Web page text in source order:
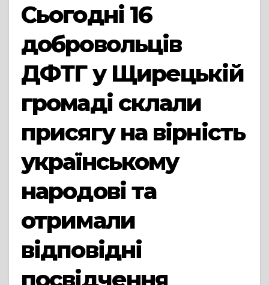
Сьогодні 16
добровольців
ДФТГ у Щирецькій
громаді склали
присягу на вірність
українському
народові та
отримали
відповідні
посвідчення